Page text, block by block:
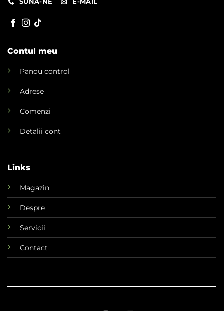
Contul meu
Panou control
Adrese
Comenzi
Detalii cont
Links
Magazin
Despre
Servicii
Contact